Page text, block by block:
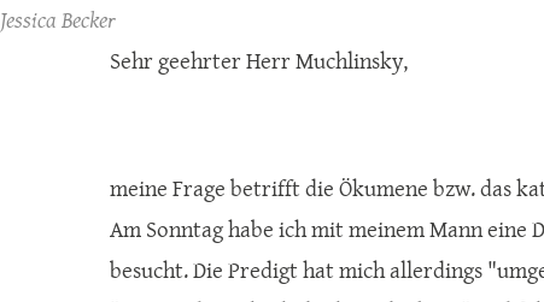
Jessica Becker
Sehr geehrter Herr Muchlinsky,
meine Frage betrifft die Ökumene bzw. das
Am Sonntag habe ich mit meinem Mann eine
besucht. Die Predigt hat mich allerdings